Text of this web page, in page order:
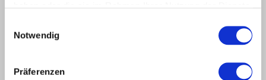
Notwendig
Präferenzen